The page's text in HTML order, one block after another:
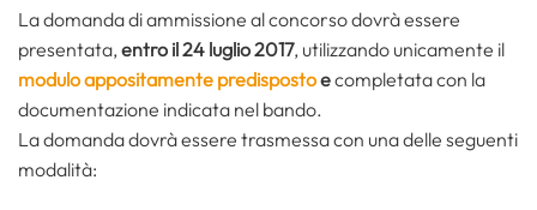
La domanda di ammissione al concorso dovrà essere
presentata, entro il 24 luglio 2017, utilizzando unicamente il
modulo appositamente predispostoecompletata con la
documentazione indicata nel bando.
La domanda dovrà essere trasmessa con una delle seguenti
modalità: